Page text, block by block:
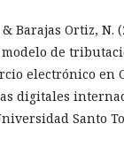
Barajas Ortiz, N.
de
electrónico en
digitales
Santo